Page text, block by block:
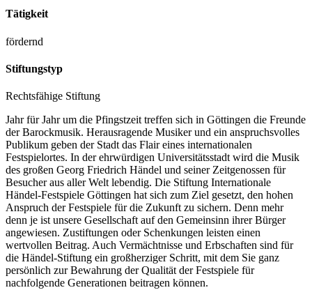
Tätigkeit
fördernd
Stiftungstyp
Rechtsfähige Stiftung
Jahr für Jahr um die Pfingstzeit treffen sich in Göttingen die Freunde
der Barockmusik. Herausragende Musiker und ein anspruchsvolles
Publikum geben der Stadt das Flair eines internationalen
Festspielortes. In der ehrwürdigen Universitätsstadt wird die Musik
des großen Georg Friedrich Händel und seiner Zeitgenossen für
Besucher aus aller Welt lebendig. Die Stiftung Internationale
Händel-Festspiele Göttingen hat sich zum Ziel gesetzt, den hohen
Anspruch der Festspiele für die Zukunft zu sichern. Denn mehr
denn je ist unsere Gesellschaft auf den Gemeinsinn ihrer Bürger
angewiesen. Zustiftungen oder Schenkungen leisten einen
wertvollen Beitrag. Auch Vermächtnisse und Erbschaften sind für
die Händel-Stiftung ein großherziger Schritt, mit dem Sie ganz
persönlich zur Bewahrung der Qualität der Festspiele für
nachfolgende Generationen beitragen können.